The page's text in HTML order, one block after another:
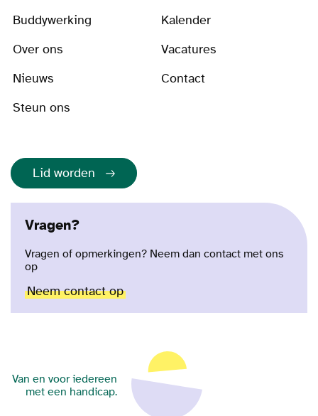
Buddywerking
Kalender
Over ons
Vacatures
Nieuws
Contact
Steun ons
Lid worden
Vragen?
Vragen of opmerkingen? Neem dan contact met ons
op
Neem contact op
Van en voor iedereen
met een handicap.